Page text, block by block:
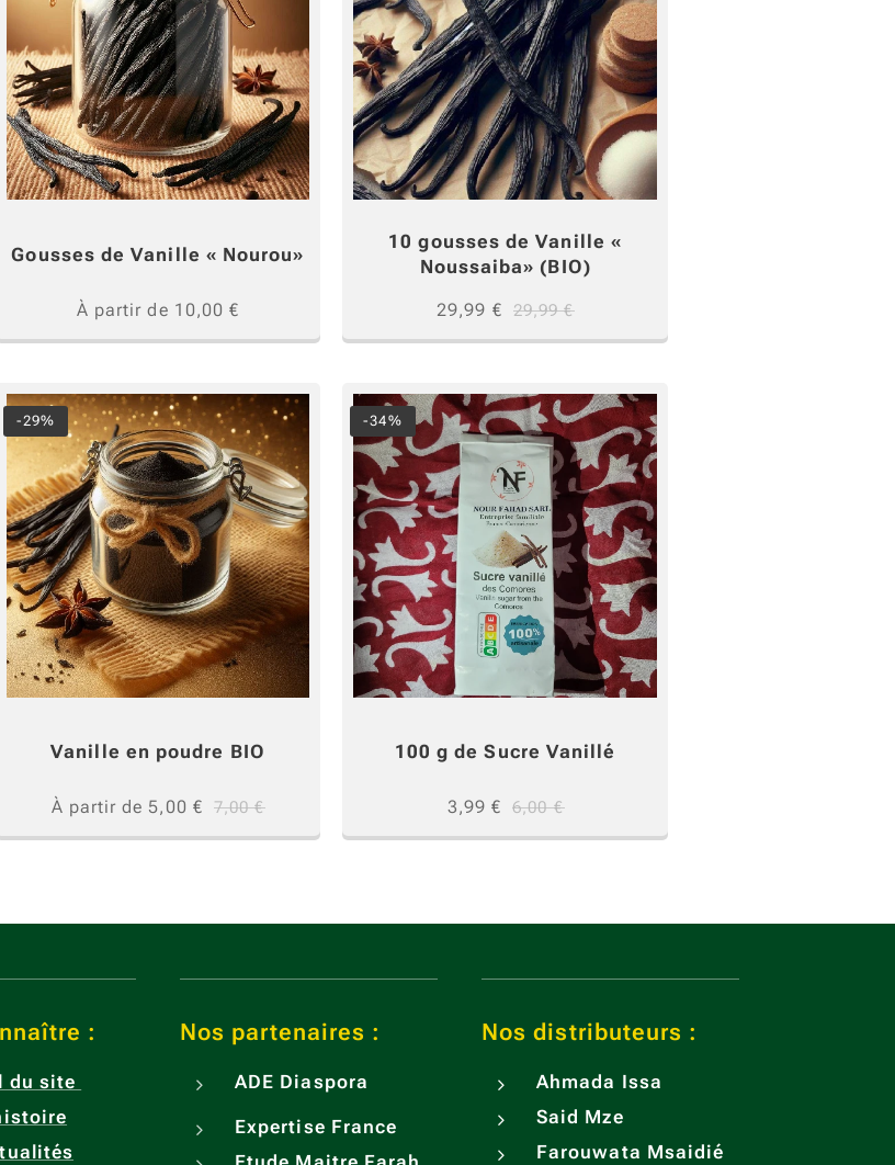
Gousses de Vanille « Nourou»
À partir de 10,00 €
10 gousses de Vanille «
Noussaiba» (BIO)
29,99 € 29,99€
Vanille en poudre BIO
-29%
À partir de 5,00 € 7,00€
100 g de Sucre Vanillé
-34%
3,99 € 6,00€
:
du site
Nos partenaires :
ADE Diaspora
Expertise France
Nos distributeurs :
Ahmada Issa
Said Mze
Farouwata Msaidié